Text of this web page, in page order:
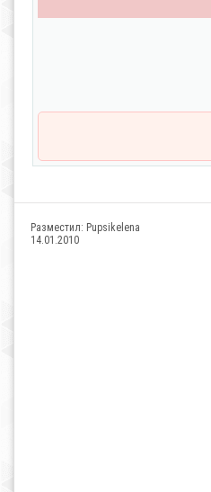
Разместил: Pupsikelena
14.01.2010